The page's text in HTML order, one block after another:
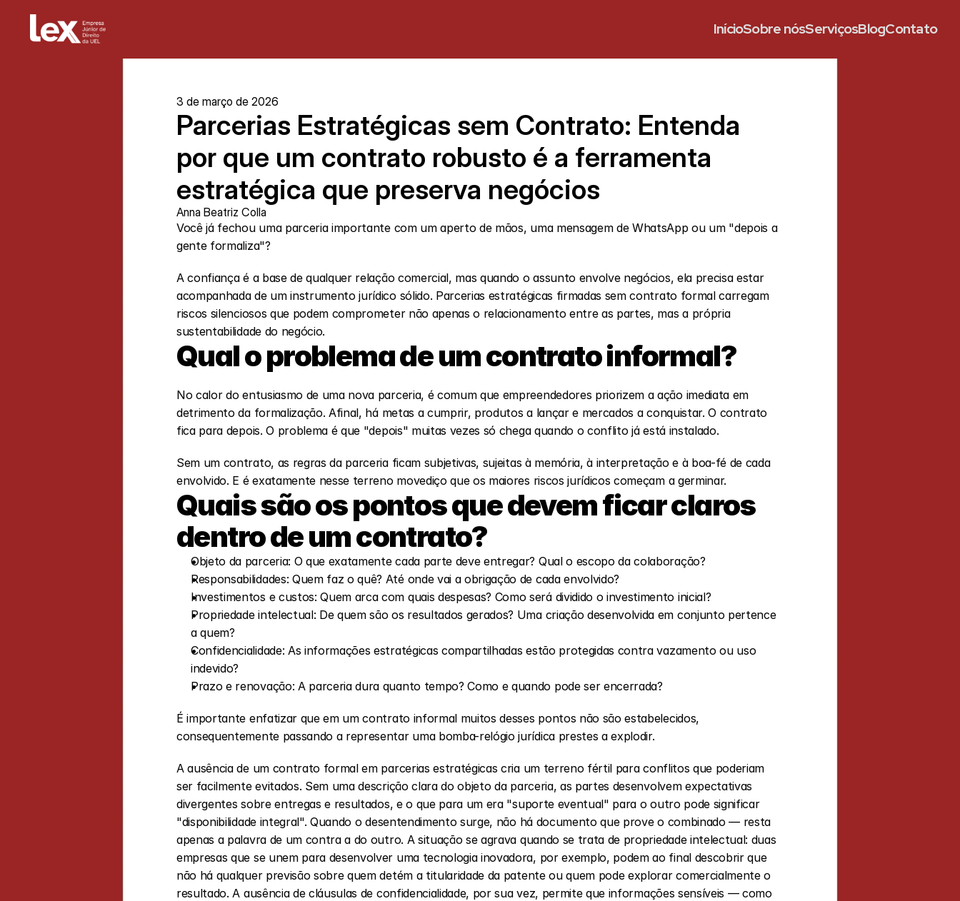
InícioSobre nósServiçosBlogContato
3 de março de 2026
Parcerias Estratégicas sem Contrato: Entenda
por que um contrato robusto é a ferramenta
estratégica que preserva negócios
Anna Beatriz Colla
Você já fechou uma parceria importante com um aperto de mãos, uma mensagem de WhatsApp ou um "depois a
gente formaliza"?
A confiança é a base de qualquer relação comercial, mas quando o assunto envolve negócios, ela precisa estar
acompanhada de um instrumento jurídico sólido. Parcerias estratégicas firmadas sem contrato formal carregam
riscos silenciosos que podem comprometer não apenas o relacionamento entre as partes, mas a própria
sustentabilidade do negócio.
Qual o problema de um contrato informal?
No calor do entusiasmo de uma nova parceria, é comum que empreendedores priorizem a ação imediata em
detrimento da formalização. Afinal, há metas a cumprir, produtos a lançar e mercados a conquistar. O contrato
fica para depois. O problema é que "depois" muitas vezes só chega quando o conflito já está instalado.
Sem um contrato, as regras da parceria ficam subjetivas, sujeitas à memória, à interpretação e à boa-fé de cada
envolvido. E é exatamente nesse terreno movediço que os maiores riscos jurídicos começam a germinar.
Quais são os pontos que devem ficar claros
dentro de um contrato?
Objeto da parceria: O que exatamente cada parte deve entregar? Qual o escopo da colaboração?
Responsabilidades: Quem faz o quê? Até onde vai a obrigação de cada envolvido?
Investimentos e custos: Quem arca com quais despesas? Como será dividido o investimento inicial?
Propriedade intelectual: De quem são os resultados gerados? Uma criação desenvolvida em conjunto pertence
a quem?
Confidencialidade: As informações estratégicas compartilhadas estão protegidas contra vazamento ou uso
indevido?
Prazo e renovação: A parceria dura quanto tempo? Como e quando pode ser encerrada?
É importante enfatizar que em um contrato informal muitos desses pontos não são estabelecidos,
consequentemente passando a representar uma bomba-relógio jurídica prestes a explodir.
A ausência de um contrato formal em parcerias estratégicas cria um terreno fértil para conflitos que poderiam
ser facilmente evitados. Sem uma descrição clara do objeto da parceria, as partes desenvolvem expectativas
divergentes sobre entregas e resultados, e o que para um era "suporte eventual" para o outro pode significar
"disponibilidade integral". Quando o desentendimento surge, não há documento que prove o combinado — resta
apenas a palavra de um contra a do outro. A situação se agrava quando se trata de propriedade intelectual: duas
empresas que se unem para desenvolver uma tecnologia inovadora, por exemplo, podem ao final descobrir que
não há qualquer previsão sobre quem detém a titularidade da patente ou quem pode explorar comercialmente o
resultado. A ausência de cláusulas de confidencialidade, por sua vez, permite que informações sensíveis — como